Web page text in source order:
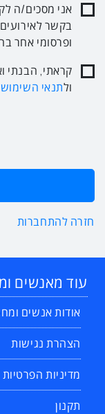
אני מסכים/ה
בקשר לאירועים
ופרסומי אחר
קראתי, הבנתי
ולתנאי השימוש
חזרה להתחברות
עוד מאנשים
אודות אנשים
הצהרת נגישות
מדיניות הפרטיות
תקנון